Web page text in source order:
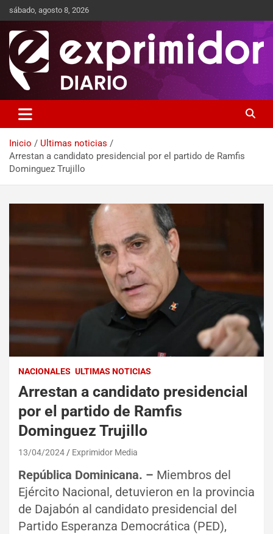
sábado, agosto 8, 2026
Exprimidor media
Inicio
Ultimas noticias
Arrestan a candidato presidencial por el partido de Ramfis
Dominguez Trujillo
NACIONALES ULTIMAS NOTICIAS
Arrestan a candidato presidencial
por el partido de Ramfis
Dominguez Trujillo
13/04/2024 Exprimidor Media
República Dominicana. – Miembros del
Ejército Nacional, detuvieron en la provincia
de Dajabón al candidato presidencial del
Partido Esperanza Democrática (PED),